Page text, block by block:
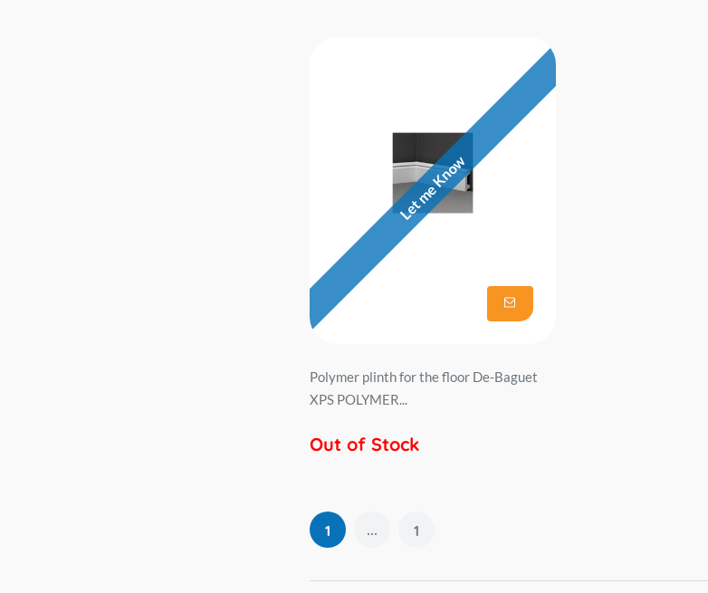
Let me Know
Polymer plinth for the floor De-Baguet
XPS POLYMER...
Out of Stock
1 ... 1